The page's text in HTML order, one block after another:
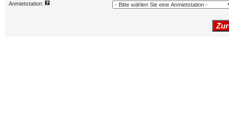
Anmietstation: